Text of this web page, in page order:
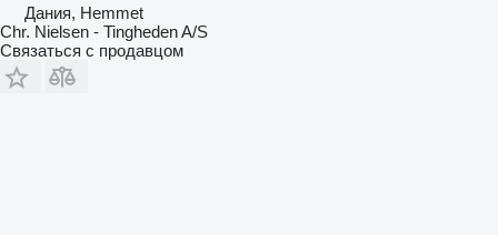
Дания, Hemmet
Chr. Nielsen - Tingheden A/S
Связаться с продавцом